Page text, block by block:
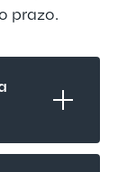
prazo.